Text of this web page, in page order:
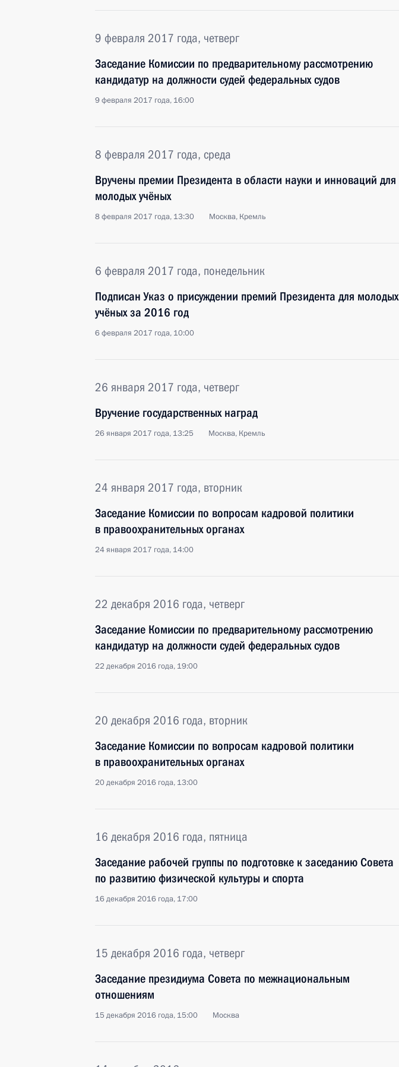
9 февраля 2017 года, четверг
Заседание Комиссии по предварительному рассмотрению
кандидатур на должности судей федеральных судов
9 февраля 2017 года, 16:00
8 февраля 2017 года, среда
Вручены премии Президента в области науки и инноваций для
молодых учёных
8 февраля 2017 года, 13:30 Москва, Кремль
6 февраля 2017 года, понедельник
Подписан Указ о присуждении премий Президента для молодых
учёных за 2016 год
6 февраля 2017 года, 10:00
26 января 2017 года, четверг
Вручение государственных наград
26 января 2017 года, 13:25 Москва, Кремль
24 января 2017 года, вторник
Заседание Комиссии по вопросам кадровой политики
в правоохранительных органах
24 января 2017 года, 14:00
22 декабря 2016 года, четверг
Заседание Комиссии по предварительному рассмотрению
кандидатур на должности судей федеральных судов
22 декабря 2016 года, 19:00
20 декабря 2016 года, вторник
Заседание Комиссии по вопросам кадровой политики
в правоохранительных органах
20 декабря 2016 года, 13:00
16 декабря 2016 года, пятница
Заседание рабочей группы по подготовке к заседанию Совета
по развитию физической культуры и спорта
16 декабря 2016 года, 17:00
15 декабря 2016 года, четверг
Заседание президиума Совета по межнациональным
отношениям
15 декабря 2016 года, 15:00 Москва